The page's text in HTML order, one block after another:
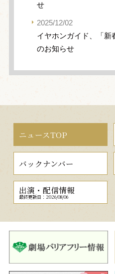
せ
2025/12/02
イヤホンガイド、「新
のお知らせ
ニュースTOP
バックナンバー
出演・配信情報
最終更新日：2026/08/06